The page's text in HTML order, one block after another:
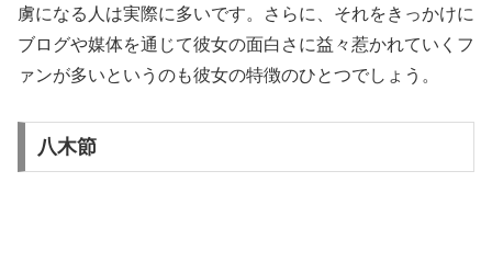
虜になる人は実際に多いです。さらに、それをきっかけに
ブログや媒体を通じて彼女の面白さに益々惹かれていくフ
ァンが多いというのも彼女の特徴のひとつでしょう。
八木節